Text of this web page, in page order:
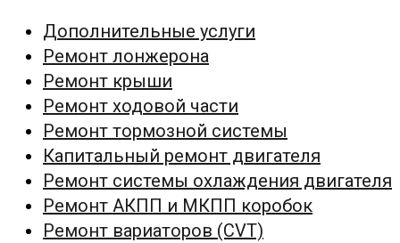
Дополнительные услуги
Ремонт лонжерона
Ремонт крыши
Ремонт ходовой части
Ремонт тормозной системы
Капитальный ремонт двигателя
Ремонт системы охлаждения двигателя
Ремонт АКПП и МКПП коробок
Ремонт вариаторов (CVT)